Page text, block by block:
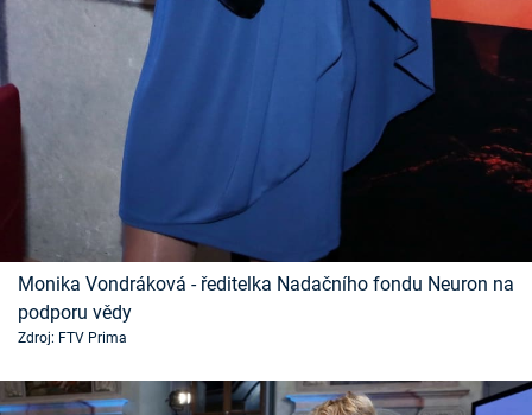
Monika Vondráková - ředitelka Nadačního fondu Neuron na
podporu vědy
Zdroj: FTV Prima